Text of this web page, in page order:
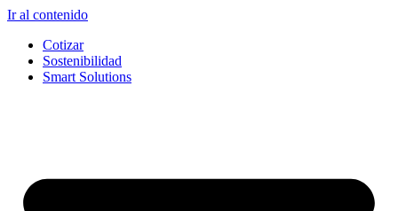
Ir al contenido
Cotizar
Sostenibilidad
Smart Solutions